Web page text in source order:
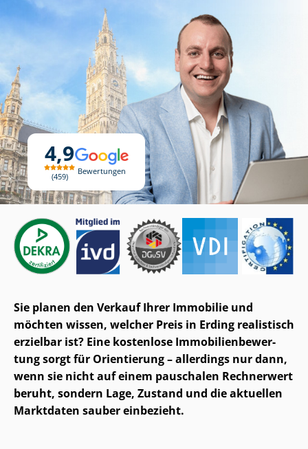
4,9
459
Bewertungen
Sie planen den Verkauf Ihrer Immobilie und
möchten wissen, welcher Preis in Erding realistisch
erzielbar ist? Eine kostenlose Im­mo­bi­li­en­be­wer­
tung sorgt für Orientierung – allerdings nur dann,
wenn sie nicht auf einem pauschalen Rechnerwert
beruht, sondern Lage, Zustand und die aktuellen
Marktdaten sauber einbezieht.